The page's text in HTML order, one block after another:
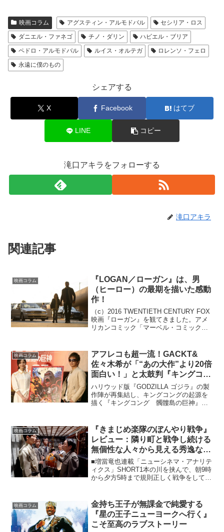
映画コラム アグスティン・アルモドバル
セシリア・ロス
ダニエル・ファネゴ
チノ・ダリン
ハビエル・ブリア
ペドロ・アルモドバル
ルイス・オルテガ
ロレンソ・フェロ
永遠に僕のもの
シェアする
X Facebook はてブ
LINE コピー
滝口アキラをフォローする
滝口アキラ
関連記事
映画コラム
『LOGAN／ローガン』は、男
（ヒーロー）の最期を描いた感動
作！
（c）2016 TWENTIETH CENTURY FOX
映画『ローガン』を観てきました。アメ
リカンコミック「マーベル・コミック」
公にした映画作品の3作目となる作品で...
映画コラム
アフレコも超一流！GACKT&
佐々木希が「“あの大作”より20倍
面白い！」と太鼓判『キングコン
グ 髑髏島の巨神』
ハリウッド版『GODZILLA ゴジラ』の製
作陣が再集結し、キングコングの起源を
描く『キングコング 髑髏島の巨神』の
さんと佐々木希さんが登場。GACKTさん
は主...
映画コラム
『きまじめ楽隊のぼんやり戦争』
レビュー：隣り町と戦争し続ける
無個性な人々から見える秀逸な風
刺の寓話
■増當竜也連載「ニューシネマ・アナリテ
ィクス」SHORT1本の川を挟んで、朝9時
から夕方5時まで規則正しく戦争をしてい
奇妙な寓話の映画です。登場人物の誰一
人として感情を...
映画コラム
金持ち王子が無課金で純愛する
『星の王子ニューヨークへ行く』
こそ至高のラブストーリー